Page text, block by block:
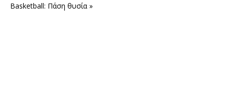
Basketball: Πάση θυσία »